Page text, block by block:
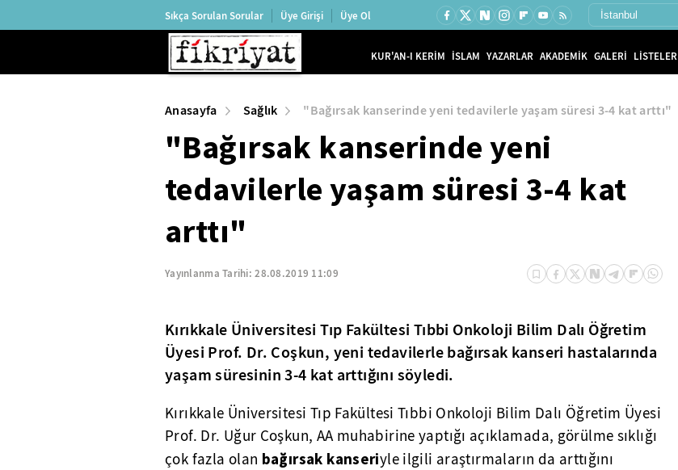
Sıkça Sorulan Sorular Üye Girişi Üye Ol
KUR'AN-I KERİM İSLAM YAZARLAR AKADEMİK GALERİ LİSTELER
Anasayfa Sağlık "Bağırsak kanserinde yeni tedavilerle yaşam süresi 3-4 kat arttı"
"Bağırsak kanserinde yeni
tedavilerle yaşam süresi 3-4 kat
arttı"
Yayınlanma Tarihi:28.08.2019 11:09
Kırıkkale Üniversitesi Tıp Fakültesi Tıbbi Onkoloji Bilim Dalı Öğretim
Üyesi Prof. Dr. Coşkun, yeni tedavilerle bağırsak kanseri hastalarında
yaşam süresinin 3-4 kat arttığını söyledi.
Kırıkkale Üniversitesi Tıp Fakültesi Tıbbi Onkoloji Bilim Dalı Öğretim Üyesi
Prof. Dr. Uğur Coşkun, AA muhabirine yaptığı açıklamada, görülme sıklığı
çok fazla olan bağırsak kanseriyle ilgili araştırmaların da arttığını